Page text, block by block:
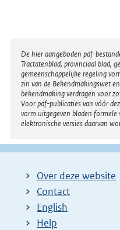
Disclaimer
De hier aangeboden pdf-
Tractatenblad, provinciaal blad,
gemeenschappelijke regeling
zin van de Bekendmakingswet
bekendmaking verdragen voor
Voor pdf-publicaties van vóór
vorm uitgegeven bladen formele
elektronische versies daarvan
Over deze website
Contact
English
Help